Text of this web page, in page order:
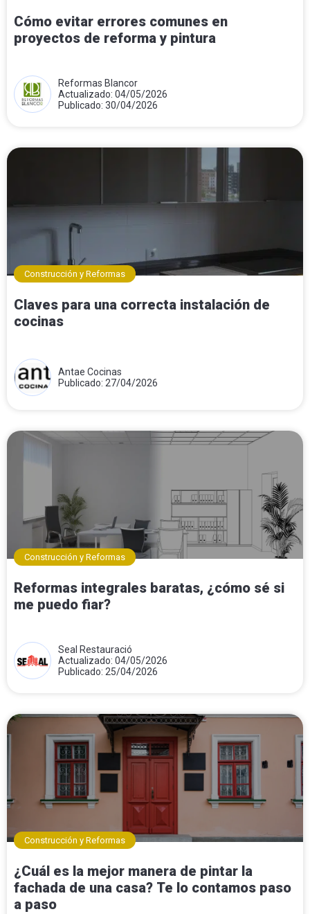
Cómo evitar errores comunes en
proyectos de reforma y pintura
Reformas Blancor
Actualizado: 04/05/2026
Publicado: 30/04/2026
Construcción y Reformas
Claves para una correcta instalación de
cocinas
Antae Cocinas
Publicado: 27/04/2026
Construcción y Reformas
Reformas integrales baratas, ¿cómo sé si
me puedo fiar?
Seal Restauració
Actualizado: 04/05/2026
Publicado: 25/04/2026
Construcción y Reformas
¿Cuál es la mejor manera de pintar la
fachada de una casa? Te lo contamos paso
a paso